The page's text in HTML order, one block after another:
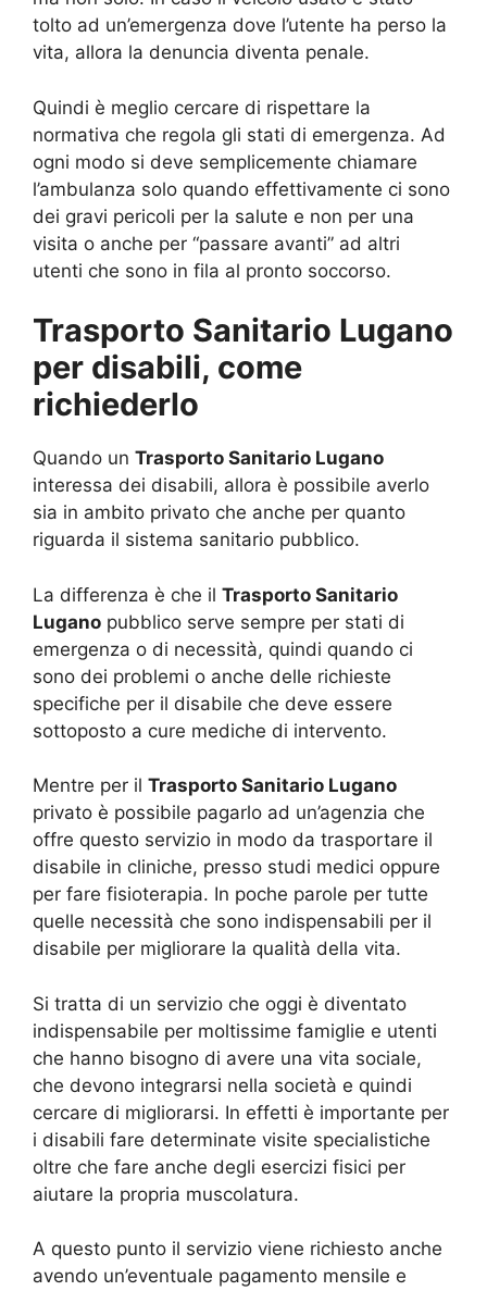
tolto ad un’emergenza dove l’utente ha perso la
vita, allora la denuncia diventa penale.
Quindi è meglio cercare di rispettare la
normativa che regola gli stati di emergenza. Ad
ogni modo si deve semplicemente chiamare
l’ambulanza solo quando effettivamente ci sono
dei gravi pericoli per la salute e non per una
visita o anche per “passare avanti” ad altri
utenti che sono in fila al pronto soccorso.
Trasporto Sanitario Lugano
per disabili, come
richiederlo
Quando un Trasporto Sanitario Lugano
interessa dei disabili, allora è possibile averlo
sia in ambito privato che anche per quanto
riguarda il sistema sanitario pubblico.
La differenza è che il Trasporto Sanitario
Lugano pubblico serve sempre per stati di
emergenza o di necessità, quindi quando ci
sono dei problemi o anche delle richieste
specifiche per il disabile che deve essere
sottoposto a cure mediche di intervento.
Mentre per il Trasporto Sanitario Lugano
privato è possibile pagarlo ad un’agenzia che
offre questo servizio in modo da trasportare il
disabile in cliniche, presso studi medici oppure
per fare fisioterapia. In poche parole per tutte
quelle necessità che sono indispensabili per il
disabile per migliorare la qualità della vita.
Si tratta di un servizio che oggi è diventato
indispensabile per moltissime famiglie e utenti
che hanno bisogno di avere una vita sociale,
che devono integrarsi nella società e quindi
cercare di migliorarsi. In effetti è importante per
i disabili fare determinate visite specialistiche
oltre che fare anche degli esercizi fisici per
aiutare la propria muscolatura.
A questo punto il servizio viene richiesto anche
avendo un’eventuale pagamento mensile e